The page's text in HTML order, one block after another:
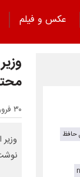
عکس و فیلم
۳۰ فروردین ۱۴۰۴ - ۲۰:۲۷
حافظ